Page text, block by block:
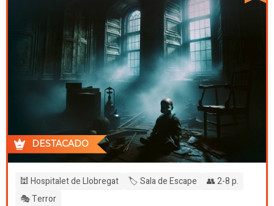
DESTACADO
🕍 Hospitalet de Llobregat 🏷️ Sala de Escape
👥 2-8 p.
🎭 Terror